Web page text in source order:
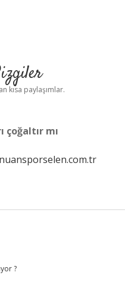
kısa paylaşımlar.
çoğaltır mı
?